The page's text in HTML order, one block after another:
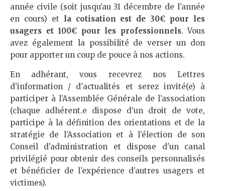
année civile (soit jusqu’au 31 décembre de l’année
en cours) et la cotisation est de 30€ pour les
usagers et 100€ pour les professionnels. Vous
avez également la possibilité de verser un don
pour apporter un coup de pouce à nos actions.
En adhérant, vous recevrez nos Lettres
d’information / d'actualités et serez invité(e) à
participer à l’Assemblée Générale de l’association
(chaque adhérent.e dispose d’un droit de vote,
participe à la définition des orientations et de la
stratégie de l’Association et à l’élection de son
Conseil d’administration et dispose d'un canal
privilégié pour obtenir des conseils personnalisés
et bénéficier de l’expérience d’autres usagers et
victimes).